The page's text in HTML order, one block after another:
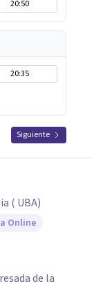
20:50
20:35
Siguiente
( UBA)
Online
de la